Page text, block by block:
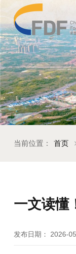
当前位置： 首页
一文读懂
发布日期： 2026-